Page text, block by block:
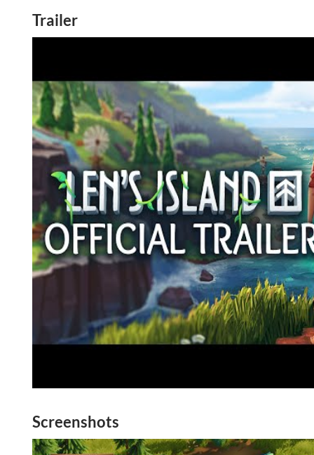
Trailer
Screenshots